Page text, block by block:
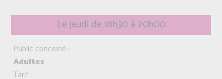
Le jeudi de 18h30 à 20h00
Public concerné :
Adultes
Tarif :